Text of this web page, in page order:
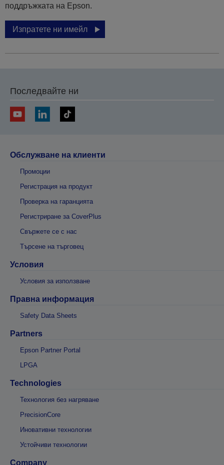
поддръжката на Epson.
Изпратете ни имейл
Последвайте ни
Обслужване на клиенти
Промоции
Регистрация на продукт
Проверка на гаранцията
Регистриране за CoverPlus
Свържете се с нас
Търсене на търговец
Условия
Условия за използване
Правна информация
Safety Data Sheets
Partners
Epson Partner Portal
LPGA
Technologies
Технология без нагряване
PrecisionCore
Иновативни технологии
Устойчиви технологии
Company